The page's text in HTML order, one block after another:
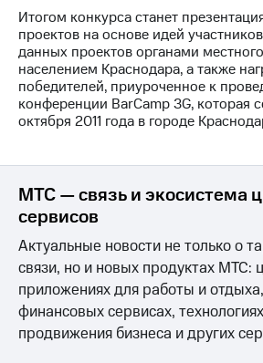
Контакты
Пригласить
спикера
и акционерам
Корпоративное
управление
Корпоративный
Раскрытие
информации
акционерам
Документы
ПАО
"МТС"
Собрания
акционеров
Итогом конкурса станет
проектов на основе идей
данных проектов органами
населением Краснодара, а также
победителей, приуроченное к
конференции BarCamp 3G, которая
октября 2011 года в городе
МТС — связь и экосистема
сервисов
Актуальные новости не только о
связи, но и новых продуктах МТС:
приложениях для работы и
финансовых сервисах,
продвижения бизнеса и других